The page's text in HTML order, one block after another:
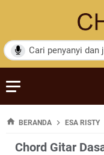
BERANDA ESA RISTY
Chord Gitar